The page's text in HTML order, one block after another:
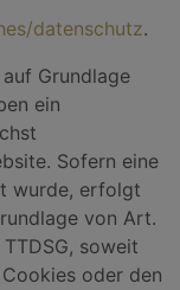
datenschutz.
Grundlage
ein
Sofern eine
wurde, erfolgt
von Art.
soweit
oder den